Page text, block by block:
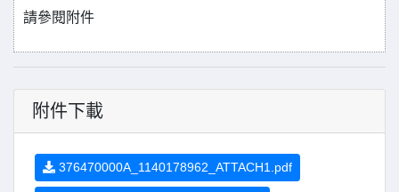
請參閱附件
附件下載
376470000A_1140178962_ATTACH1.pdf